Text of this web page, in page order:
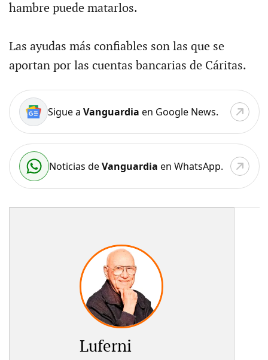
hambre puede matarlos.
Las ayudas más confiables son las que se
aportan por las cuentas bancarias de Cáritas.
Sigue a Vanguardia en Google News.
Noticias deVanguardia en WhatsApp.
Luferni